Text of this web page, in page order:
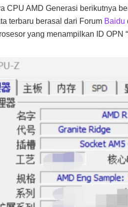
CPU AMD Generasi berikutnya
terbaru berasal dari Forum Baidu
yang menampilkan ID OPN